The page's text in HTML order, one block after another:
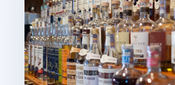
nezůstává při jedné destilaci,
obsah alkoholu 35 až 50 %.
kterého jsou vyrobeny. A než
odpočinout a dozrát. Často
specifické aroma i barvu.